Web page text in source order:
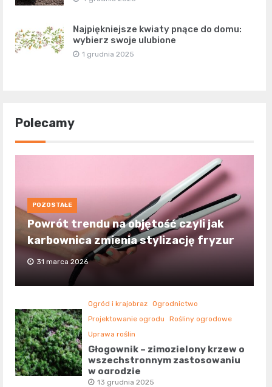
Najpiękniejsze kwiaty pnące do domu:
wybierz swoje ulubione
1 grudnia 2025
Polecamy
POZOSTAŁE
Powrót trendu na objętość czyli jak
karbownica zmienia stylizację fryzur
31 marca 2026
Ogród i krajobraz Ogrodnictwo
Projektowanie ogrodu
Rośliny ogrodowe
Uprawa roślin
Głogownik – zimozielony krzew o
wszechstronnym zastosowaniu
w ogrodzie
13 grudnia 2025